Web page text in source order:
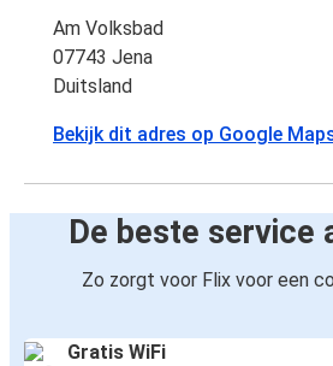
Am Volksbad
07743 Jena
Duitsland
Bekijk dit adres op Google
De beste service
Zo zorgt voor Flix voor een
Gratis WiFi